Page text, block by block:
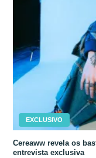
EXCLUSIVO
Cereaww revela os
entrevista exclusiva